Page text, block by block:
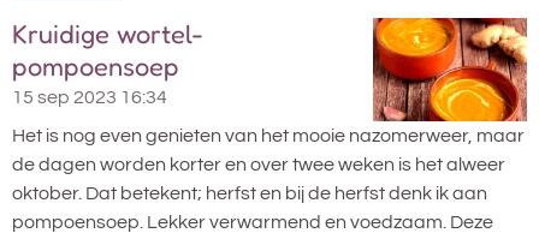
Kruidige wortel-
pompoensoep
15 sep 2023 16:34
Het is nog even genieten van het mooie nazomerweer, maar
de dagen worden korter en over twee weken is het alweer
oktober. Dat betekent; herfst en bij de herfst denk ik aan
pompoensoep. Lekker verwarmend en voedzaam. Deze